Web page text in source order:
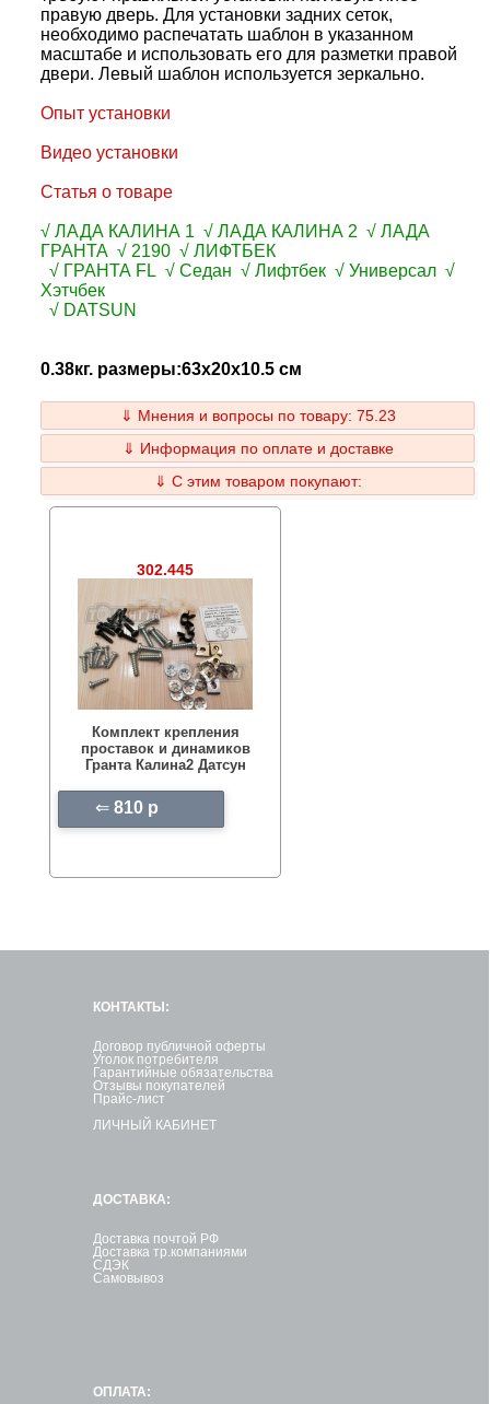
правую дверь. Для установки задних сеток,
необходимо распечатать шаблон в указанном
масштабе и использовать его для разметки правой
двери. Левый шаблон используется зеркально.
Опыт установки
Видео установки
Статья о товаре
√ ЛАДА КАЛИНА 1 √ ЛАДА КАЛИНА 2 √ ЛАДА
ГРАНТА √ 2190 √ ЛИФТБЕК
√ ГРАНТА FL √ Седан √ Лифтбек √ Универсал √
Хэтчбек
√ DATSUN
0.38кг. размеры:63x20x10.5 см
⇓ Мнения и вопросы по товару: 75.23
⇓ Информация по оплате и доставке
⇓ С этим товаром покупают:
302.445
Комплект крепления
проставок и динамиков
Гранта Калина2 Датсун
⇐ 810 p
КОНТАКТЫ:
Договор публичной оферты
Уголок потребителя
Гарантийные обязательства
Отзывы покупателей
Прайс-лист
ЛИЧНЫЙ КАБИНЕТ
ДОСТАВКА:
Доставка почтой РФ
Доставка тр.компаниями
СДЭК
Самовывоз
ОПЛАТА: